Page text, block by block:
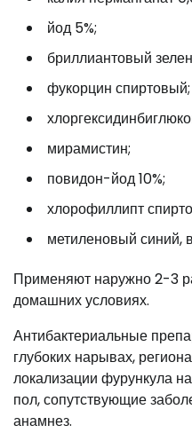
йод 5%;
бриллиантовый
фукорцин спиртовый;
мирамистин;
повидон-йод 10%;
хлорофиллипт
метиленовый синий,
Применяют наружно 2-3
домашних условиях.
Антибактериальные
глубоких нарывах,
локализации фурункула
пол, сопутствующие
анамнез.